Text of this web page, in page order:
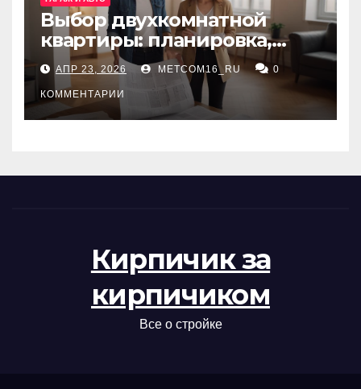
Выбор двухкомнатной
квартиры: планировка,
состояние жилья и
проверка документов
АПР 23, 2026 METCOM16_RU 0
КОММЕНТАРИИ
Кирпичик за
кирпичиком
Все о стройке